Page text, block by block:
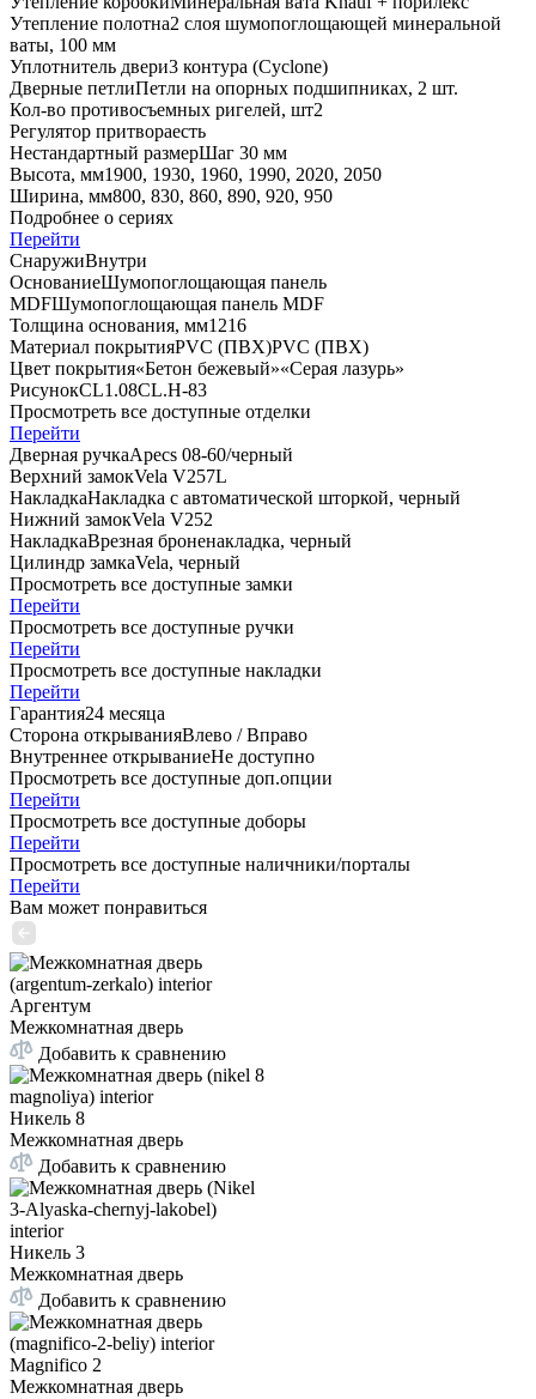
Утепление полотна2 слоя шумопоглощающей минеральной
ваты, 100 мм
Уплотнитель двери3 контура (Cyclone)
Дверные петлиПетли на опорных подшипниках, 2 шт.
Кол-во противосъемных ригелей, шт2
Регулятор притвораесть
Нестандартный размерШаг 30 мм
Высота, мм1900, 1930, 1960, 1990, 2020, 2050
Ширина, мм800, 830, 860, 890, 920, 950
Подробнее о сериях
Перейти
СнаружиВнутри
ОснованиеШумопоглощающая панель
MDFШумопоглощающая панель MDF
Толщина основания, мм1216
Материал покрытияPVC (ПВХ)PVC (ПВХ)
Цвет покрытия«Бетон бежевый»«Серая лазурь»
РисунокCL1.08CL.Н-83
Просмотреть все доступные отделки
Перейти
Дверная ручкаApecs 08-60/черный
Верхний замокVela V257L
НакладкаНакладка с автоматической шторкой, черный
Нижний замокVela V252
НакладкаВрезная броненакладка, черный
Цилиндр замкаVela, черный
Просмотреть все доступные замки
Перейти
Просмотреть все доступные ручки
Перейти
Просмотреть все доступные накладки
Перейти
Гарантия24 месяца
Сторона открыванияВлево / Вправо
Внутреннее открываниеНе доступно
Просмотреть все доступные доп.опции
Перейти
Просмотреть все доступные доборы
Перейти
Просмотреть все доступные наличники/порталы
Перейти
Вам может понравиться
Аргентум
Межкомнатная дверь
Добавить к сравнению
Никель 8
Межкомнатная дверь
Добавить к сравнению
Никель 3
Межкомнатная дверь
Добавить к сравнению
Magnifico 2
Межкомнатная дверь